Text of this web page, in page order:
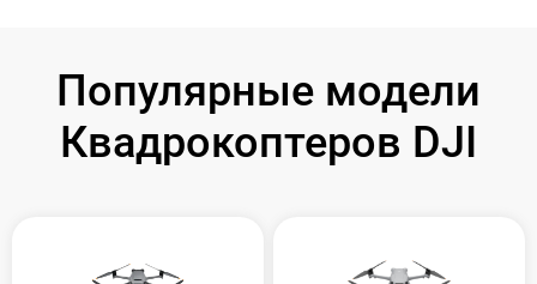
Популярные модели
Квадрокоптеров DJI